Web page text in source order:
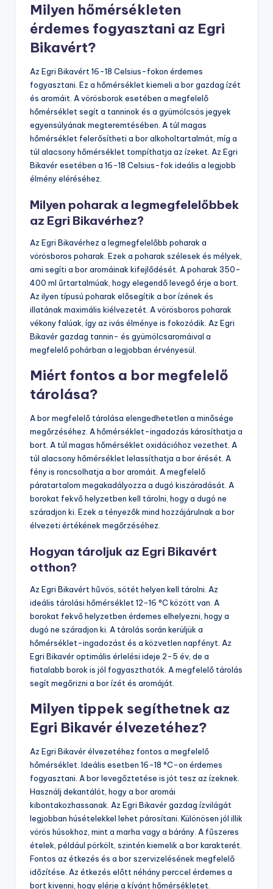
Milyen hőmérsékleten
érdemes fogyasztani az Egri
Bikavért?
Az Egri Bikavért 16-18 Celsius-fokon érdemes
fogyasztani. Ez a hőmérséklet kiemeli a bor gazdag ízét
és aromáit. A vörösborok esetében a megfelelő
hőmérséklet segít a tanninok és a gyümölcsös jegyek
egyensúlyának megteremtésében. A túl magas
hőmérséklet felerősítheti a bor alkoholtartalmát, míg a
túl alacsony hőmérséklet tompíthatja az ízeket. Az Egri
Bikavér esetében a 16-18 Celsius-fok ideális a legjobb
élmény eléréséhez.
Milyen poharak a legmegfelelőbbek
az Egri Bikavérhez?
Az Egri Bikavérhez a legmegfelelőbb poharak a
vörösboros poharak. Ezek a poharak szélesek és mélyek,
ami segíti a bor aromáinak kifejlődését. A poharak 350-
400 ml űrtartalmúak, hogy elegendő levegő érje a bort.
Az ilyen típusú poharak elősegítik a bor ízének és
illatának maximális kiélvezetét. A vörösboros poharak
vékony falúak, így az ivás élménye is fokozódik. Az Egri
Bikavér gazdag tannin- és gyümölcsaromáival a
megfelelő pohárban a legjobban érvényesül.
Miért fontos a bor megfelelő
tárolása?
A bor megfelelő tárolása elengedhetetlen a minősége
megőrzéséhez. A hőmérséklet-ingadozás károsíthatja a
bort. A túl magas hőmérséklet oxidációhoz vezethet. A
túl alacsony hőmérséklet lelassíthatja a bor érését. A
fény is roncsolhatja a bor aromáit. A megfelelő
páratartalom megakadályozza a dugó kiszáradását. A
borokat fekvő helyzetben kell tárolni, hogy a dugó ne
száradjon ki. Ezek a tényezők mind hozzájárulnak a bor
élvezeti értékének megőrzéséhez.
Hogyan tároljuk az Egri Bikavért
otthon?
Az Egri Bikavért hűvös, sötét helyen kell tárolni. Az
ideális tárolási hőmérséklet 12-16 °C között van. A
borokat fekvő helyzetben érdemes elhelyezni, hogy a
dugó ne száradjon ki. A tárolás során kerüljük a
hőmérséklet-ingadozást és a közvetlen napfényt. Az
Egri Bikavér optimális érlelési ideje 2-5 év, de a
fiatalabb borok is jól fogyaszthatók. A megfelelő tárolás
segít megőrizni a bor ízét és aromáját.
Milyen tippek segíthetnek az
Egri Bikavér élvezetéhez?
Az Egri Bikavér élvezetéhez fontos a megfelelő
hőmérséklet. Ideális esetben 16-18 °C-on érdemes
fogyasztani. A bor levegőztetése is jót tesz az ízeknek.
Használj dekantálót, hogy a bor aromái
kibontakozhassanak. Az Egri Bikavér gazdag ízvilágát
legjobban húsételekkel lehet párosítani. Különösen jól illik
vörös húsokhoz, mint a marha vagy a bárány. A fűszeres
ételek, például pörkölt, szintén kiemelik a bor karakterét.
Fontos az étkezés és a bor szervizelésének megfelelő
időzítése. Az étkezés előtt néhány perccel érdemes a
bort kivenni, hogy elérje a kívánt hőmérsékletet.